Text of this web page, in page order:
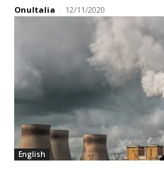
OnuItalia - 12/11/2020
English